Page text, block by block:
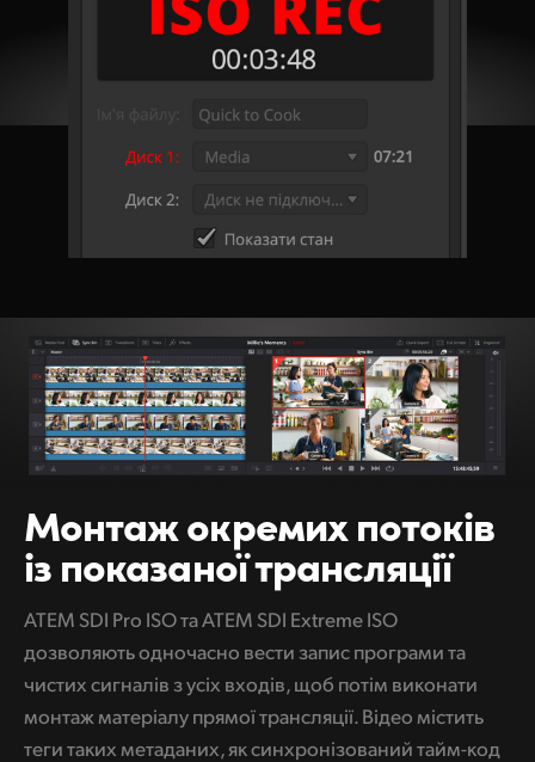
Монтажокремихпотоків
ізпоказаної трансляції
ATEM SDI Pro ISO та ATEM SDI Extreme ISO
дозволяють одночасно вести запис програми та
чистих сигналів з усіх входів, щоб потім виконати
монтаж матеріалу прямої трансляції. Відео містить
теги таких метаданих, як синхронізований тайм-код